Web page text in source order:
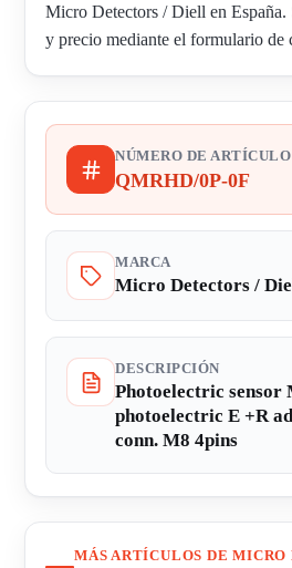
Micro Detectors / Diell en
y precio mediante el formulario de
NÚMERO DE ARTÍCULO
QMRHD/0P-0F
MARCA
Micro Detectors /
DESCRIPCIÓN
Photoelectric sensor
photoelectric E +R
conn. M8 4pins
MÁS ARTÍCULOS DE MICRO